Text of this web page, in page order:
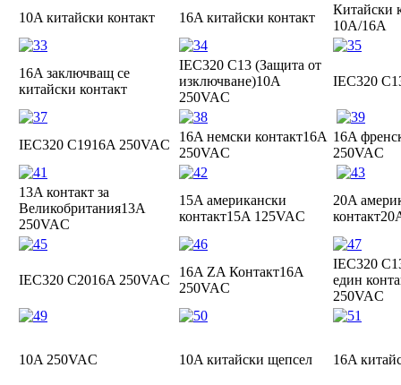
10A китайски контакт 16A китайски контакт
Китайски
10A/16A
16A заключващ се
китайски контакт
IEC320 C13 (Защита от
изключване)10A
250VAC
IEC320
IEC320 C1916A 250VAC
16A немски контакт16A
250VAC
16A
250VAC
13A контакт за
Великобритания13A
250VAC
15A американски
контакт15A 125VAC
20A
контакт
IEC320 C2016A 250VAC
16A ZA Контакт16A
250VAC
IEC320
един
250VAC
10A 250VAC 10A китайски щепсел 16A